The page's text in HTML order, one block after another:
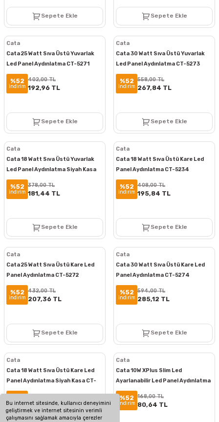
Bu internet sitesinde, kullanıcı deneyimini
geliştirmek ve internet sitesinin verimli
çalışmasını sağlamak amacıyla çerezler
Sepete Ekle Sepete Ekle
Cata
Cata 25 Watt Sıva Üstü Yuvarlak
Led Panel Aydınlatma CT-5271
%52
indirim
402,00 TL
192,96 TL
Sepete Ekle
Cata
Cata 30 Watt Sıva Üstü Yuvarlak
Led Panel Aydınlatma CT-5273
%52
indirim
558,00 TL
267,84 TL
Sepete Ekle
Cata
Cata 18 Watt Sıva Üstü Yuvarlak
Led Panel Aydınlatma Siyah Kasa
CT-5235
%52
indirim
378,00 TL
181,44 TL
Sepete Ekle
Cata
Cata 18 Watt Sıva Üstü Kare Led
Panel Aydınlatma CT-5234
%52
indirim
408,00 TL
195,84 TL
Sepete Ekle
Cata
Cata 25 Watt Sıva Üstü Kare Led
Panel Aydınlatma CT-5272
%52
indirim
432,00 TL
207,36 TL
Sepete Ekle
Cata
Cata 30 Watt Sıva Üstü Kare Led
Panel Aydınlatma CT-5274
%52
indirim
594,00 TL
285,12 TL
Sepete Ekle
Cata
Cata 18 Watt Sıva Üstü Kare Led
Panel Aydınlatma Siyah Kasa CT-
5236
indirim 207,36 TL
Cata
Cata 10W XPlus Slim Led
Ayarlanabilir Led Panel Aydınlatma
ct-5660
%52
indirim
168,00 TL
80,64 TL